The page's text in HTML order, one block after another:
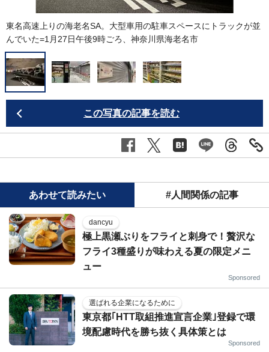
東名高速上りの海老名SA。大型車用の駐車スペースにトラックが並
んでいた=1月27日午後9時ごろ、神奈川県海老名市
この写真の記事を読む
あわせて読みたい #人間関係の記事
dancyu
極上黒瀬ぶりをフライと刺身で！贅沢な
フライ3種盛りが味わえる夏の限定メニ
ュー
Sponsored
選ばれる企業になるために
東京都｢HTT取組推進宣言企業｣登録で環
境配慮時代を勝ち抜く具体策とは
Sponsored